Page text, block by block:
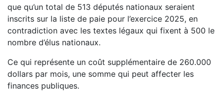
que qu’un total de 513 députés nationaux seraient
inscrits sur la liste de paie pour l’exercice 2025, en
contradiction avec les textes légaux qui fixent à 500 le
nombre d’élus nationaux.
Ce qui représente un coût supplémentaire de 260.000
dollars par mois, une somme qui peut affecter les
finances publiques.